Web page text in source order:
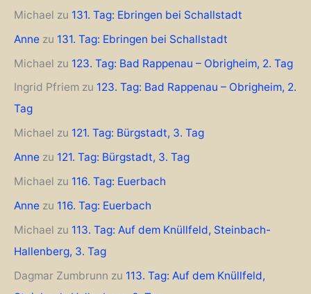
Michael zu 131. Tag: Ebringen bei Schallstadt
Anne zu 131. Tag: Ebringen bei Schallstadt
Michael zu 123. Tag: Bad Rappenau – Obrigheim, 2. Tag
Ingrid Pfriem zu 123. Tag: Bad Rappenau – Obrigheim, 2.
Tag
Michael zu 121. Tag: Bürgstadt, 3. Tag
Anne zu 121. Tag: Bürgstadt, 3. Tag
Michael zu 116. Tag: Euerbach
Anne zu 116. Tag: Euerbach
Michael zu 113. Tag: Auf dem Knüllfeld, Steinbach-
Hallenberg, 3. Tag
Dagmar Zumbrunn zu 113. Tag: Auf dem Knüllfeld,